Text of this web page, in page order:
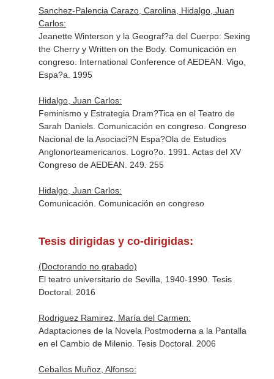
Sanchez-Palencia Carazo, Carolina, Hidalgo, Juan
Carlos:
Jeanette Winterson y la Geograf?a del Cuerpo: Sexing
the Cherry y Written on the Body. Comunicación en
congreso. International Conference of AEDEAN. Vigo,
Espa?a. 1995
Hidalgo, Juan Carlos:
Feminismo y Estrategia Dram?Tica en el Teatro de
Sarah Daniels. Comunicación en congreso. Congreso
Nacional de la Asociaci?N Espa?Ola de Estudios
Anglonorteamericanos. Logro?o. 1991. Actas del XV
Congreso de AEDEAN. 249. 255
Hidalgo, Juan Carlos:
Comunicación. Comunicación en congreso
Tesis dirigidas y co-dirigidas:
(Doctorando no grabado)
El teatro universitario de Sevilla, 1940-1990. Tesis
Doctoral. 2016
Rodriguez Ramirez, María del Carmen:
Adaptaciones de la Novela Postmoderna a la Pantalla
en el Cambio de Milenio. Tesis Doctoral. 2006
Ceballos Muñoz, Alfonso: